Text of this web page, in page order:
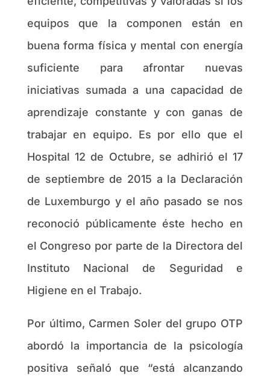
equipos que la componen están en
buena forma física y mental con energía
suficiente para afrontar nuevas
iniciativas sumada a una capacidad de
aprendizaje constante y con ganas de
trabajar en equipo. Es por ello que el
Hospital 12 de Octubre, se adhirió el 17
de septiembre de 2015 a la Declaración
de Luxemburgo y el año pasado se nos
reconoció públicamente éste hecho en
el Congreso por parte de la Directora del
Instituto Nacional de Seguridad e
Higiene en el Trabajo.
Por último, Carmen Soler del grupo OTP
abordó la importancia de la psicología
positiva señaló que “está alcanzando